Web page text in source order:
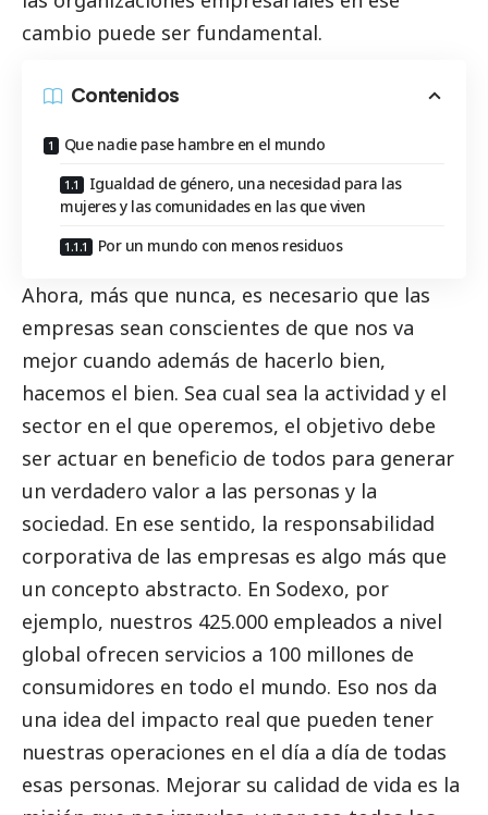
cambio puede ser fundamental.
Contenidos
Que nadie pase hambre en el mundo
Igualdad de género, una necesidad para las
mujeres y las comunidades en las que viven
Por un mundo con menos residuos
Ahora, más que nunca, es necesario que las
empresas sean conscientes de que nos va
mejor cuando además de hacerlo bien,
hacemos el bien. Sea cual sea la actividad y el
sector en el que operemos, el objetivo debe
ser actuar en beneficio de todos para generar
un verdadero valor a las personas y la
sociedad. En ese sentido, la responsabilidad
corporativa de las empresas es algo más que
un concepto abstracto. En Sodexo, por
ejemplo, nuestros 425.000 empleados a nivel
global ofrecen servicios a 100 millones de
consumidores en todo el mundo. Eso nos da
una idea del impacto real que pueden tener
nuestras operaciones en el día a día de todas
esas personas. Mejorar su calidad de vida es la